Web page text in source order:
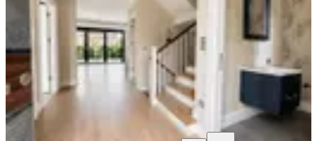
Tuzla, Cami Mahallesi
5+2·550 m² 05.08.2026
180.000 ₺
Nokta gayrimenkul darıca Davut Arslan
Ara